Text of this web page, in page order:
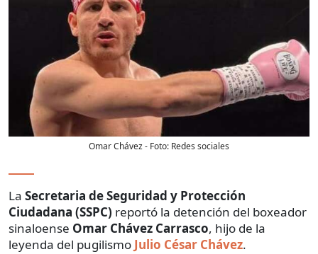
Omar Chávez- Foto: Redes sociales
La Secretaria de Seguridad y Protección
Ciudadana (SSPC) reportó la detención del boxeador
sinaloense Omar Chávez Carrasco, hijo de la
leyenda del pugilismo Julio César Chávez.